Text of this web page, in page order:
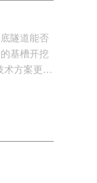
隧道能否
基槽开挖
术方案更迭